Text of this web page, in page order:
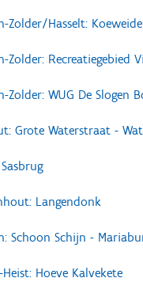
Zolder/Hasselt:
Zolder: Recreatiegebied
Zolder: WUG De Slogen
Grote Waterstraat -
Langendonk
Schoon Schijn -
Hoeve Kalvekete